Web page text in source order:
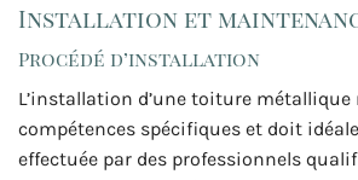
Installation et
Procédé d’installation
L’installation d’une toiture métallique
compétences spécifiques et doit
effectuée par des professionnels